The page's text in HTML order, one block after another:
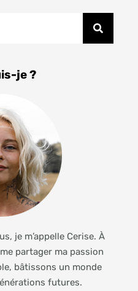
je ?
je m’appelle Cerise. À
partager ma passion
bâtissons un monde
futures.